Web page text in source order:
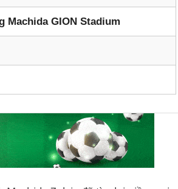
Machida GION Stadium